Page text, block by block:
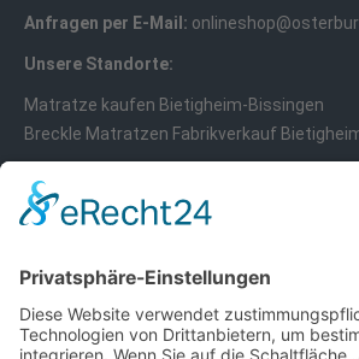
Anfragen per E-Mail:
Unsere Standorte:
Matratze kaufen Bietigheim-Bissingen
Breckle Matratzen Fabrikverkauf